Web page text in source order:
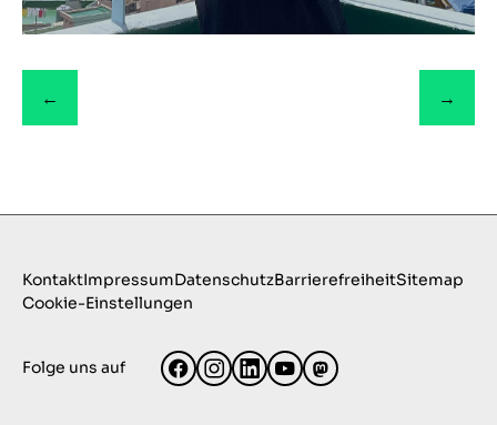
← →
KontaktImpressumDatenschutzBarrierefreiheitSitemap
Cookie-Einstellungen
Folge uns auf